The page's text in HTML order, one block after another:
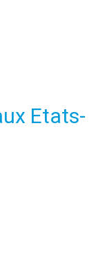
Etats-